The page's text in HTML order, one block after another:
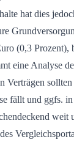
hat dies
(0,3 Prozent),
eine Analyse
Verträgen
fällt und ggfs.
weit